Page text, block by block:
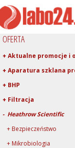
OFERTA
+ Aktualne promocje i
+ Aparatura szklana
+ BHP
+ Filtracja
- Heathrow Scientific
+ Bezpieczeństwo
+ Mikrobiologia